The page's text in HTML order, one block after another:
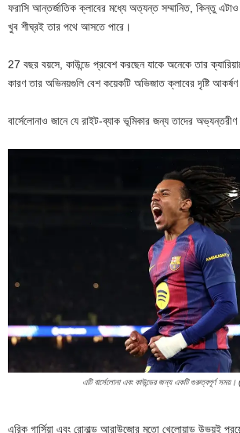
ফরাসি আন্তর্জাতিক ক্লাবের মধ্যে অত্যন্ত সম্মানিত, কিন্তু
খুব শীঘ্রই তার পথে আসতে পারে।
27 বছর বয়সে, কাউন্ডে প্রবেশ করছেন যাকে অনেকে তার
কারণ তার অভিনয়গুলি বেশ কয়েকটি অভিজাত ক্লাবের দৃষ্টি
বার্সেলোনাও জানে যে রাইট-ব্যাক ভূমিকার জন্য তাদের অভ্যন্তরীণ
এটি বার্সেলোনা এবং কাউন্ডের জন্য একটি গুরুত্বপূর্ণ সময়।
এরিক গার্সিয়া এবং রোনাল্ড আরাউজোর মতো খেলোয়াড় উভয়ই